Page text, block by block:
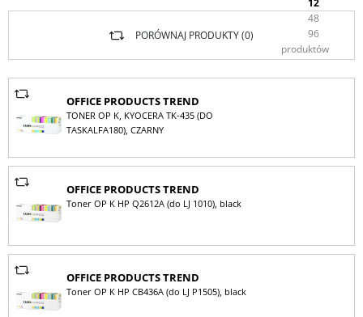
12
48
96
produktów
PORÓWNAJ PRODUKTY (0)
OFFICE PRODUCTS TREND
TONER OP K, KYOCERA TK-435 (DO
TASKALFA180), CZARNY
OFFICE PRODUCTS TREND
Toner OP K HP Q2612A (do LJ 1010), black
OFFICE PRODUCTS TREND
Toner OP K HP CB436A (do LJ P1505), black